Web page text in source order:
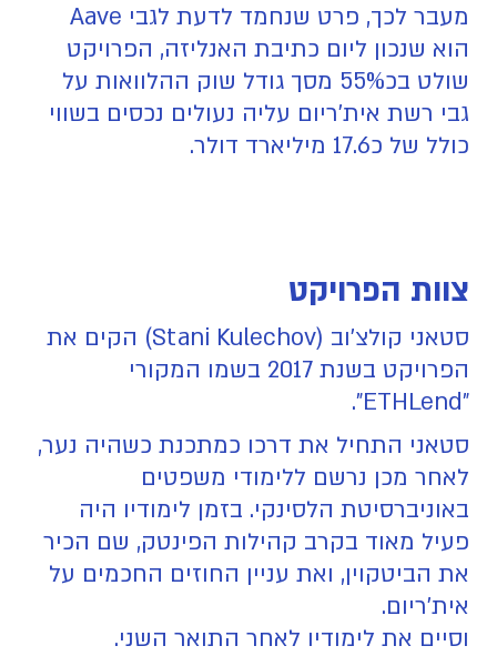
מעבר לכך, פרט שנחמד לדעת לגבי Aave
הוא שנכון ליום כתיבת האנליזה, הפרויקט
שולט בכ55% מסך גודל שוק ההלוואות על
גבי רשת אית'ריום עליה נעולים נכסים בשווי
כולל של כ17.6 מיליארד דולר.
צוות הפרויקט
סטאני קולצ'וב (Stani Kulechov) הקים את
הפרויקט בשנת 2017 בשמו המקורי
"ETHLend".
סטאני התחיל את דרכו כמתכנת כשהיה נער,
לאחר מכן נרשם ללימודי משפטים
באוניברסיטת הלסינקי. בזמן לימודיו היה
פעיל מאוד בקרב קהילות הפינטק, שם הכיר
את הביטקוין, ואת עניין החוזים החכמים על
אית'ריום.
וסיים את לימודיו לאחר התואר השני.